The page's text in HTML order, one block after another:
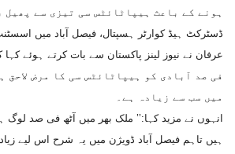
ہونے کے باعث ہیپاٹائٹس سی تیزی سے پھیل
ڈسٹرکٹ ہیڈ کوارٹر ہسپتال، فیصل آباد میں
فی صد آبادی کو ہیپاٹائٹس سی کا مرض لاحق
میں سب سے زیادہ ہے۔
انہوں نے مزید کہا:’’ ملک بھر میں آٹھ فی صد لوگ
ہیں تاہم فیصل آباد ڈویژن میں یہ شرح اس لیے